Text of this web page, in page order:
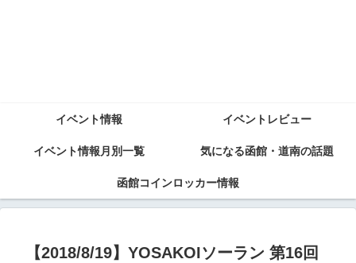
イベント情報 イベントレビュー
イベント情報月別一覧 気になる函館・道南の話題
函館コインロッカー情報
【2018/8/19】YOSAKOIソーラン 第16回